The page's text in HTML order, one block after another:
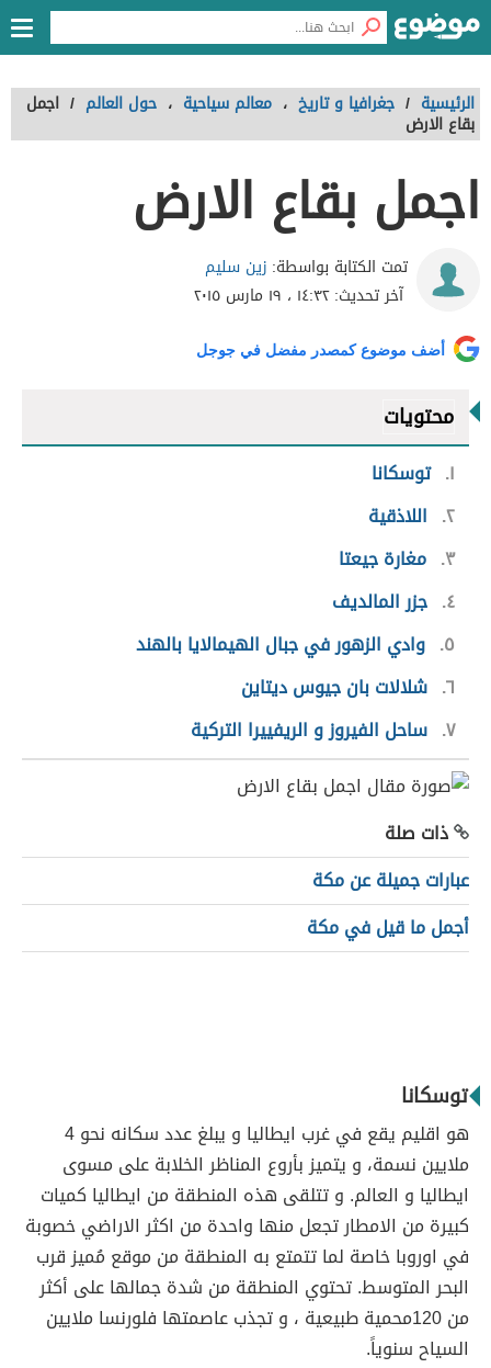
الرئيسية / جغرافيا و تاريخ ، معالم سياحية ، حول العالم / اجمل
بقاع الارض
اجمل بقاع الارض
تمت الكتابة بواسطة: زين سليم
آخر تحديث:١٤:٣٢ ، ١٩ مارس ٢٠١٥
أضف موضوع كمصدر مفضل في جوجل
محتويات
١ توسكانا
٢ اللاذقية
٣ مغارة جيعتا
٤ جزر المالديف
٥ وادي الزهور في جبال الهيمالايا بالهند
٦ شلالات بان جيوس ديتاين
٧ ساحل الفيروز و الريفييرا التركية
ذات صلة
عبارات جميلة عن مكة
أجمل ما قيل في مكة
توسكانا
هو اقليم يقع في غرب ايطاليا و يبلغ عدد سكانه نحو 4
ملايين نسمة، و يتميز بأروع المناظر الخلابة على مسوى
ايطاليا و العالم. و تتلقى هذه المنطقة من ايطاليا كميات
كبيرة من الامطار تجعل منها واحدة من اكثر الاراضي خصوبة
في اوروبا خاصة لما تتمتع به المنطقة من موقع مُميز قرب
البحر المتوسط. تحتوي المنطقة من شدة جمالها على أكثر
من 120محمية طبيعية ، و تجذب عاصمتها فلورنسا ملايين
السياح سنوياً.